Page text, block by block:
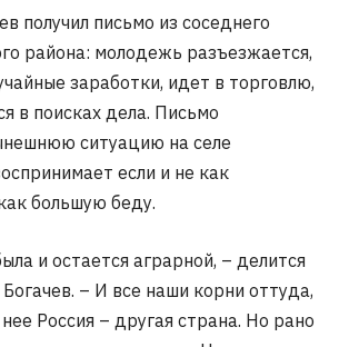
получил письмо из соседнего
района: молодежь разъезжается,
заработки, идет в торговлю,
в поисках дела. Письмо
ситуацию на селе
если и не как
большую беду.
и остается аграрной, – делится
– И все наши корни оттуда,
Россия – другая страна. Но рано